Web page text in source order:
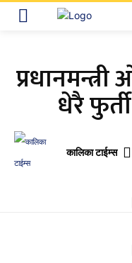
प्रधानमन्त्री
धेरै
कालिका टाईम्स